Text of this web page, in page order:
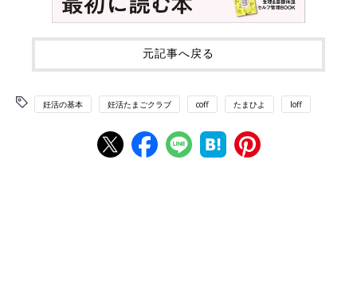
元記事へ戻る
妊活の基本 妊活たまごクラブ coff たまひよ loff